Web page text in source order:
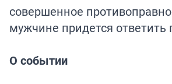
совершенное
мужчине придется ответить
О событии